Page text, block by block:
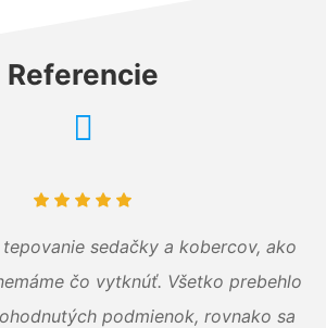
Referencie
sedačky a kobercov, ako
čo vytknúť. Všetko prebehlo
podmienok, rovnako sa